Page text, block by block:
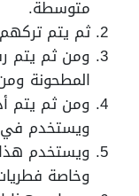
متوسطة.
ثم يتم
ومن ثم يتم
المطحونة
ومن ثم يتم
ويستخدم
ويستخدم
وخاصة